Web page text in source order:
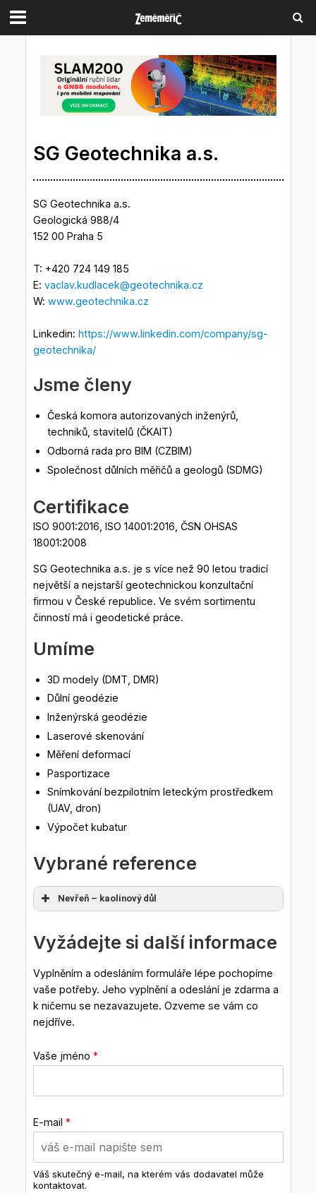
SG Geotechnika a.s.
SG Geotechnika a.s.
Geologická 988/4
152 00 Praha 5
T: +420 724 149 185
E: vaclav.kudlacek@geotechnika.cz
W: www.geotechnika.cz
Linkedin: https://www.linkedin.com/company/sg-
geotechnika/
Jsme členy
Česká komora autorizovaných inženýrů,
techniků, stavitelů (ČKAIT)
Odborná rada pro BIM (CZBIM)
Společnost důlních měřičů a geologů (SDMG)
Certifikace
ISO 9001:2016, ISO 14001:2016, ČSN OHSAS
18001:2008
SG Geotechnika a.s. je s více než 90 letou tradicí
největší a nejstarší geotechnickou konzultační
firmou v České republice. Ve svém sortimentu
činností má i geodetické práce.
Umíme
3D modely (DMT, DMR)
Důlní geodézie
Inženýrská geodézie
Laserové skenování
Měření deformací
Pasportizace
Snímkování bezpilotním leteckým prostředkem
(UAV, dron)
Výpočet kubatur
Vybrané reference
Nevřeň – kaolinový důl
Vyžádejte si další informace
Vyplněním a odesláním formuláře lépe pochopíme
vaše potřeby. Jeho vyplnění a odeslání je zdarma a
k ničemu se nezavazujete. Ozveme se vám co
nejdříve.
Vaše jméno *
E-mail *
Váš skutečný e-mail, na kterém vás dodavatel může
kontaktovat.